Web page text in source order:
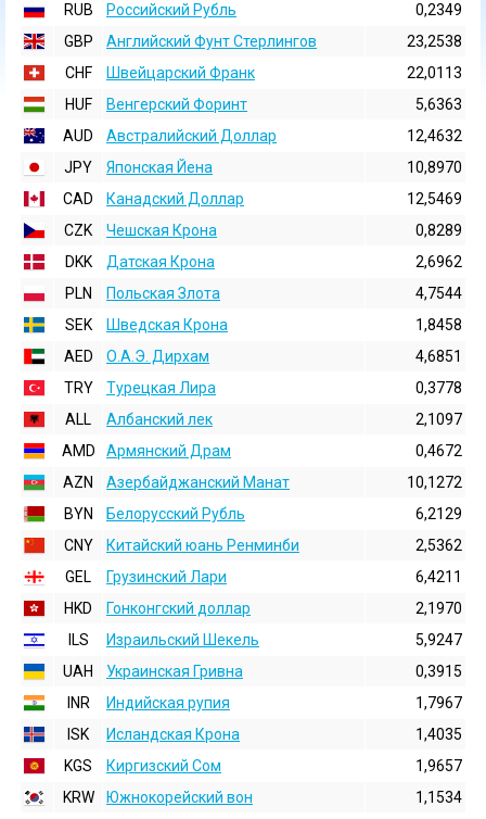
RUB
Российский Рубль
0,2349
GBP
Английский Фунт Стерлингов
23,2538
CHF
Швейцарский Франк
22,0113
HUF
Венгерский Форинт
5,6363
AUD
Австралийский Доллар
12,4632
JPY
Японская Йена
10,8970
CAD
Канадский Доллар
12,5469
CZK
Чешская Крона
0,8289
DKK
Датская Крона
2,6962
PLN
Польская Злота
4,7544
SEK
Шведская Крона
1,8458
AED
О.А.Э. Дирхам
4,6851
TRY
Турецкая Лира
0,3778
ALL
Албанский лек
2,1097
AMD
Армянский Драм
0,4672
AZN
Азербайджанский Манат
10,1272
BYN
Белорусский Рубль
6,2129
CNY
Китайский юань Ренминби
2,5362
GEL
Грузинский Лари
6,4211
HKD
Гонконгский доллаp
2,1970
ILS
Израильский Шекель
5,9247
UAH
Украинская Гривна
0,3915
INR
Индийская pупия
1,7967
ISK
Исландская Крона
1,4035
KGS
Киргизский Сом
1,9657
KRW
Южнокорейский вон
1,1534